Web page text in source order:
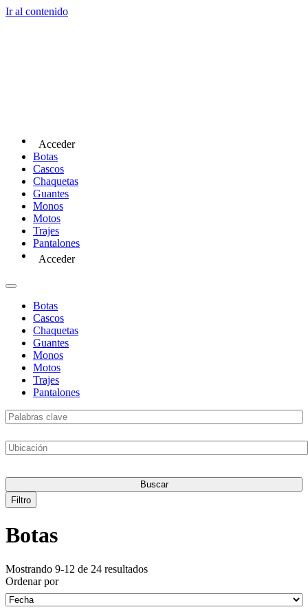
Ir al contenido
Acceder
Botas
Cascos
Chaquetas
Guantes
Monos
Motos
Trajes
Pantalones
Acceder
Botas
Cascos
Chaquetas
Guantes
Monos
Motos
Trajes
Pantalones
Buscar
Filtro
Botas
Mostrando 9-12 de 24 resultados
Ordenar por